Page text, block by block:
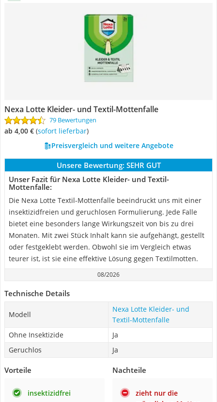
Nexa Lotte Kleider- und Textil-Mottenfalle
79 Bewertungen
ab 4,00 € ( Sofort lieferbar)
Preisvergleich und weitere Angebote
Unsere Bewertung: SEHR GUT
Unser Fazit für Nexa Lotte Kleider- und Textil-
Mottenfalle:
Die Nexa Lotte Textil-Mottenfalle beeindruckt uns mit einer
insektizidfreien und geruchlosen Formulierung. Jede Falle
bietet eine besonders lange Wirkungszeit von bis zu drei
Monaten. Mit zwei Stück Inhalt kann sie aufgehängt, gestellt
oder festgeklebt werden. Obwohl sie im Vergleich etwas
teurer ist, ist sie eine effektive Lösung gegen Textilmotten.
08/2026
Technische Details
Modell
Nexa Lotte Kleider- und
Textil-Mottenfalle
Ohne Insektizide
Ja
Geruchlos
Ja
Vorteile
insektizidfrei
Nachteile
zieht nur die